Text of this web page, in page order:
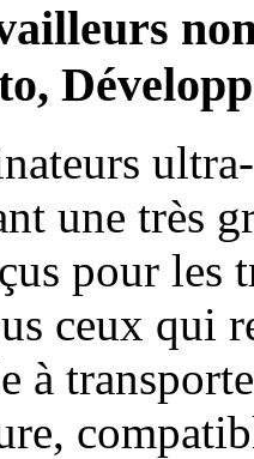
une très
pour les
ceux qui
à